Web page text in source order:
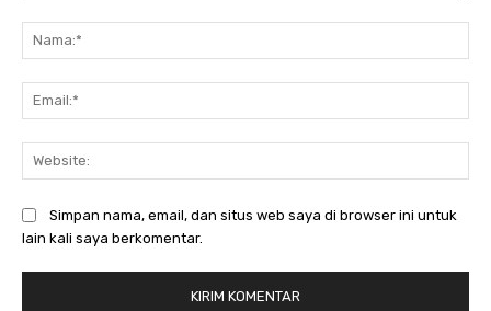
Simpan nama, email, dan situs web saya di browser ini untuk
lain kali saya berkomentar.